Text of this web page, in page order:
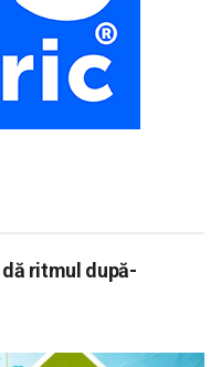
ritmul după-